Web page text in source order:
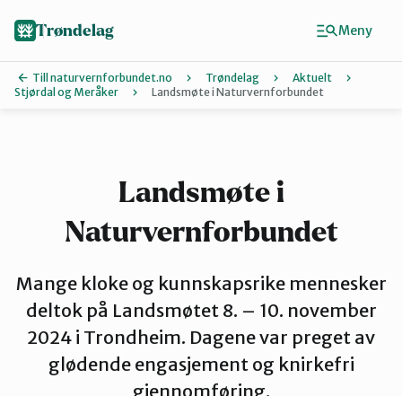
Inderøy
Levanger
Melhus
Trøndelag
Till naturvernforbundet.no Trøndelag
Aktuelt
Stjørdal og Meråker
Landsmøte i Naturvernforbundet
Landsmøte i
Naturvernforbundet
Mange kloke og kunnskapsrike mennesker
deltok på Landsmøtet 8. – 10. november
2024 i Trondheim. Dagene var preget av
glødende engasjement og knirkefri
gjennomføring.